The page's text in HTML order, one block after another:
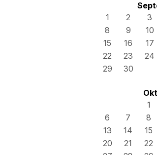
1
2 3
8
9 10
15
16 17
22
23 24
29
30
1
6
7 8
13
14 15
20
21 22